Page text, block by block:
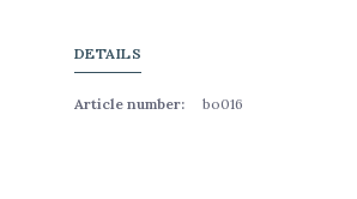
DETAILS
Article number: bo016